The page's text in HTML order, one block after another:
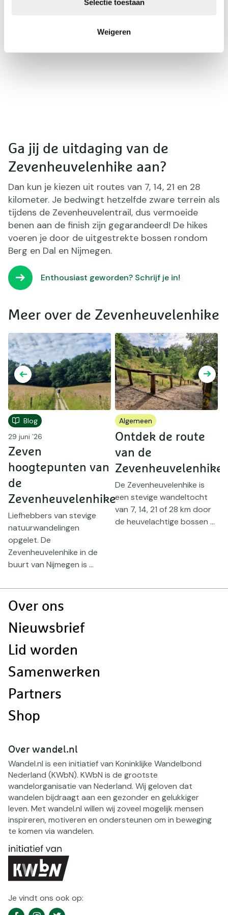
Selectie toestaan
Weigeren
Ga jij de uitdaging van de
Zevenheuvelenhike aan?
Dan kun je kiezen uit routes van 7, 14, 21 en 28
kilometer. Je bedwingt hetzelfde zware terrein als
tijdens de Zevenheuvelentrail, dus vermoeide
benen aan de finish zijn gegarandeerd! De hikes
voeren je door de uitgestrekte bossen rondom
Berg en Dal en Nijmegen.
Enthousiast geworden? Schrijf je in!
Meer over de Zevenheuvelenhike
Blog
29 juni `26
Zeven
hoogtepunten van
de
Zevenheuvelenhike
Liefhebbers van stevige
natuurwandelingen
opgelet. De
Zevenheuvelenhike in de
buurt van Nijmegen is ...
Algemeen
Ontdek de route
van de
Zevenheuvelenhike
De Zevenheuvelenhike is
een stevige wandeltocht
van 7, 14, 21 of 28 km door
de heuvelachtige bossen ...
Doormat
Over ons
Nieuwsbrief
Lid worden
Samenwerken
Partners
Shop
Over wandel.nl
Wandel.nl is een initiatief van Koninklijke Wandelbond
Nederland (KWbN). KWbN is de grootste
wandelorganisatie van Nederland. Wij geloven dat
wandelen bijdraagt aan een gezonder en gelukkiger
leven. Met wandel.nl willen wij zoveel mogelijk mensen
inspireren, motiveren en ondersteunen om in beweging
te komen via wandelen.
Je vindt ons ook op:
Social